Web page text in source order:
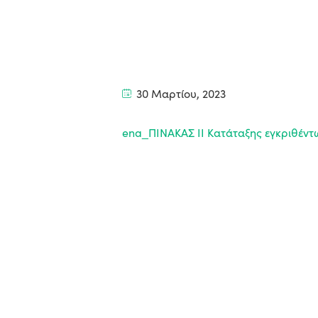
30 Μαρτίου, 2023
ena_ΠΙΝΑΚΑΣ II Κατάταξης